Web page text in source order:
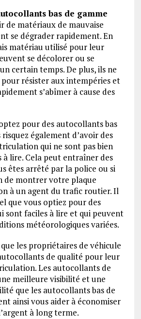
bas de gamme
de matériaux de mauvaise
se dégrader rapidement. En
matériau utilisé pour leur
se décolorer ou se
certain temps. De plus, ils ne
pour résister aux intempéries et
s’abîmer à cause des
pour des autocollants bas
également d’avoir des
qui ne sont pas bien
à lire. Cela peut entraîner des
êtes arrêté par la police ou si
de montrer votre plaque
à un agent du trafic routier. Il
que vous optiez pour des
sont faciles à lire et qui peuvent
météorologiques variées.
les propriétaires de véhicule
de qualité pour leur
Les autocollants de
meilleure visibilité et une
que les autocollants bas de
ainsi vous aider à économiser
à long terme.